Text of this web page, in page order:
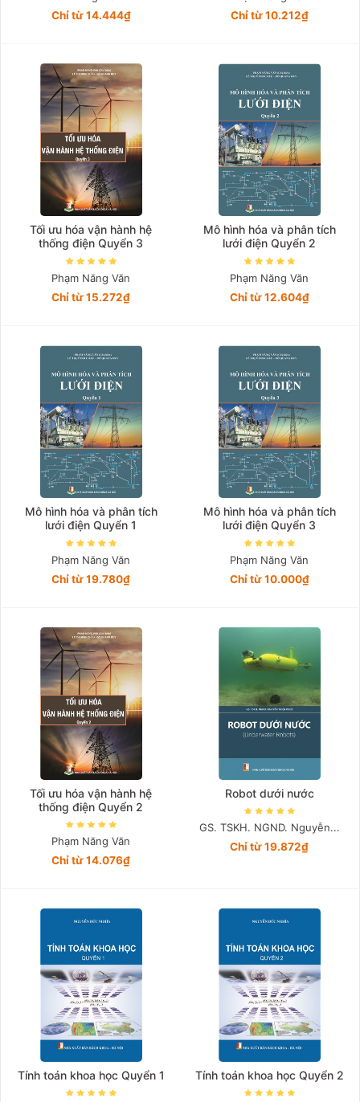
Chỉ từ 14.444₫
Chỉ từ 10.212₫
Tối ưu hóa vận hành hệ
thống điện Quyển 3
Phạm Năng Văn
Chỉ từ 15.272₫
Mô hình hóa và phân tích
lưới điện Quyển 2
Phạm Năng Văn
Chỉ từ 12.604₫
Mô hình hóa và phân tích
lưới điện Quyển 1
Phạm Năng Văn
Chỉ từ 19.780₫
Mô hình hóa và phân tích
lưới điện Quyển 3
Phạm Năng Văn
Chỉ từ 10.000₫
Tối ưu hóa vận hành hệ
thống điện Quyển 2
Phạm Năng Văn
Chỉ từ 14.076₫
Robot dưới nước
GS. TSKH. NGND. Nguyễn...
Chỉ từ 19.872₫
Tính toán khoa học Quyển 1 Tính toán khoa học Quyển 2